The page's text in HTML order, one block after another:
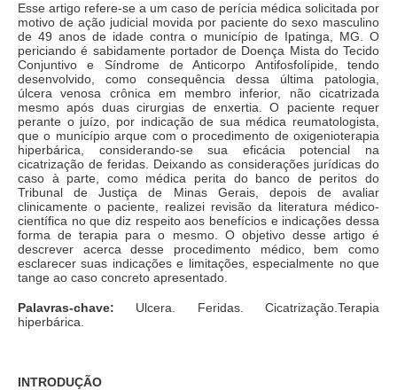
Esse artigo refere-se a um caso de perícia médica solicitada por
motivo de ação judicial movida por paciente do sexo masculino
de 49 anos de idade contra o município de Ipatinga, MG. O
periciando é sabidamente portador de Doença Mista do Tecido
Conjuntivo e Síndrome de Anticorpo Antifosfolípide, tendo
desenvolvido, como consequência dessa última patologia,
úlcera venosa crônica em membro inferior, não cicatrizada
mesmo após duas cirurgias de enxertia. O paciente requer
perante o juízo, por indicação de sua médica reumatologista,
que o município arque com o procedimento de oxigenioterapia
hiperbárica, considerando-se sua eficácia potencial na
cicatrização de feridas. Deixando as considerações jurídicas do
caso à parte, como médica perita do banco de peritos do
Tribunal de Justiça de Minas Gerais, depois de avaliar
clinicamente o paciente, realizei revisão da literatura médico-
científica no que diz respeito aos benefícios e indicações dessa
forma de terapia para o mesmo. O objetivo desse artigo é
descrever acerca desse procedimento médico, bem como
esclarecer suas indicações e limitações, especialmente no que
tange ao caso concreto apresentado.
Palavras-chave: Ulcera. Feridas. Cicatrização.Terapia
hiperbárica.
INTRODUÇÃO